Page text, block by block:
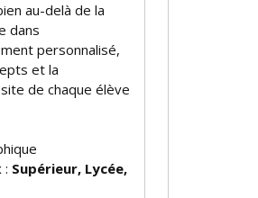
au-delà de la
dans
personnalisé,
et la
de chaque élève
: Supérieur, Lycée,